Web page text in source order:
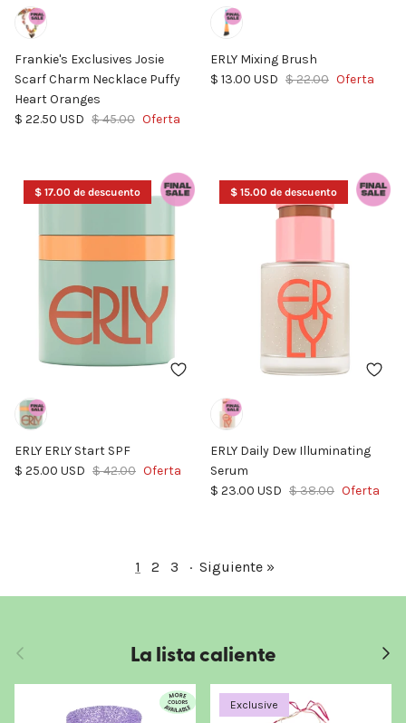
Frankie's Exclusives Josie
Scarf Charm Necklace Puffy
Heart Oranges
Precio de venta
$ 22.50 USD Precio normal
$ 45.00 Oferta
ERLY Mixing Brush
Precio de venta
$ 13.00 USD Precio normal
$ 22.00 Oferta
$ 17.00 de descuento
ERLY ERLY Start SPF
Precio de venta
$ 25.00 USD Precio normal
$ 42.00 Oferta
$ 15.00 de descuento
ERLY Daily Dew Illuminating
Serum
Precio de venta
$ 23.00 USD Precio normal
$ 38.00 Oferta
1 2 3 · Siguiente »
Anterior La lista caliente
Exclusive